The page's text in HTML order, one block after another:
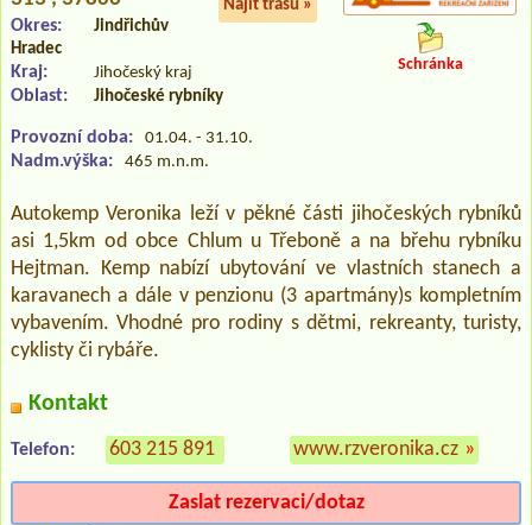
Najít trasu »
Okres:
Jindřichův
Hradec
Kraj: Jihočeský kraj
Oblast: Jihočeské rybníky
Provozní doba: 01.04. - 31.10.
Nadm.výška: 465 m.n.m.
Schránka
Autokemp Veronika leží v pěkné části jihočeských rybníků
asi 1,5km od obce Chlum u Třeboně a na břehu rybníku
Hejtman. Kemp nabízí ubytování ve vlastních stanech a
karavanech a dále v penzionu (3 apartmány)s kompletním
vybavením. Vhodné pro rodiny s dětmi, rekreanty, turisty,
cyklisty či rybáře.
Kontakt
Telefon: 603 215 891 www.rzveronika.cz »
Zaslat rezervaci/dotaz